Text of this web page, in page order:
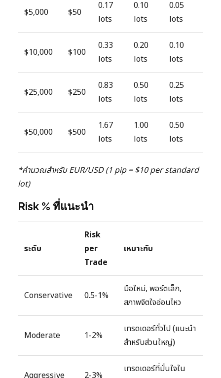
$5,000 $50
0.17
lots
0.10
lots
0.05
lots
$10,000 $100
0.33
lots
0.20
lots
0.10
lots
$25,000 $250
0.83
lots
0.50
lots
0.25
lots
$50,000 $500
1.67
lots
1.00
lots
0.50
lots
*คำนวณสำหรับ EUR/USD (1 pip = $10 per standard
lot)
Risk % ที่แนะนำ
ระดับ
Risk
per
Trade
เหมาะกับ
Conservative 0.5-1%
มือใหม่, พอร์ตเล็ก,
สภาพจิตใจอ่อนไหว
Moderate 1-2%
เทรดเดอร์ทั่วไป (แนะนำ
สำหรับส่วนใหญ่)
Aggressive 2-3%
เทรดเดอร์ที่มั่นใจใน